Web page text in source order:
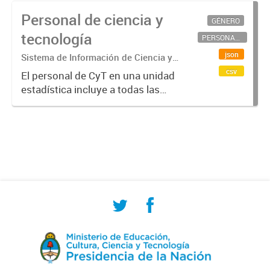
Personal de ciencia y
tecnología
Sistema de Información de Ciencia y
Tecnología Argentino (SICYTAR)
El personal de CyT en una unidad
estadística incluye a todas las
personas involucradas
GÉNERO
PERSONAL CIENTÍFICO-TECNOLÓGICO
json
csv